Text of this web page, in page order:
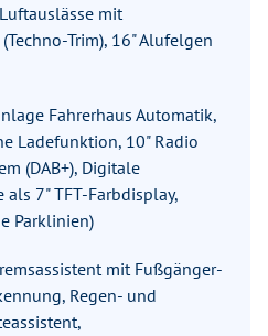
mit
Trim), 16" Alufelgen
Fahrerhaus Automatik,
Ladefunktion, 10" Radio
(DAB+), Digitale
7" TFT-Farbdisplay,
Parklinien)
mit Fußgänger-
Regen- und